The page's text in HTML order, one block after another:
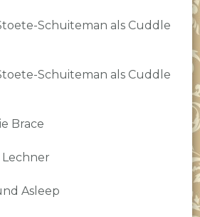
Schuiteman als Cuddle
Schuiteman als Cuddle
Brace
Lechner
Asleep